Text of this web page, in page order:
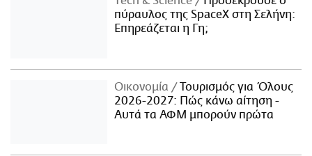
πύραυλος της SpaceX στη Σελήνη:
Επηρεάζεται η Γη;
Οικονομία
Τουρισμός για Όλους
2026-2027: Πώς κάνω αίτηση -
Αυτά τα ΑΦΜ μπορούν πρώτα